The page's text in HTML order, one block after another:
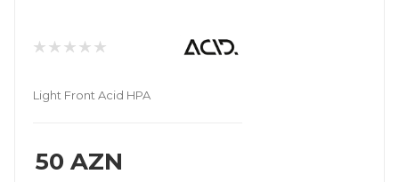
Light Front Acid HPA
50 AZN